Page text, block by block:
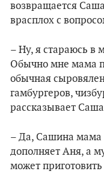
возвращается Саша
врасплох с
– Ну, я стараюсь в
Обычно мне мама
обычная
гамбургеров,
рассказывает
– Да, Сашина мама
дополняет Аня, а
может